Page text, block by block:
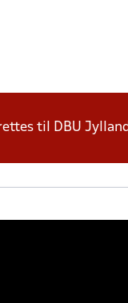
til DBU